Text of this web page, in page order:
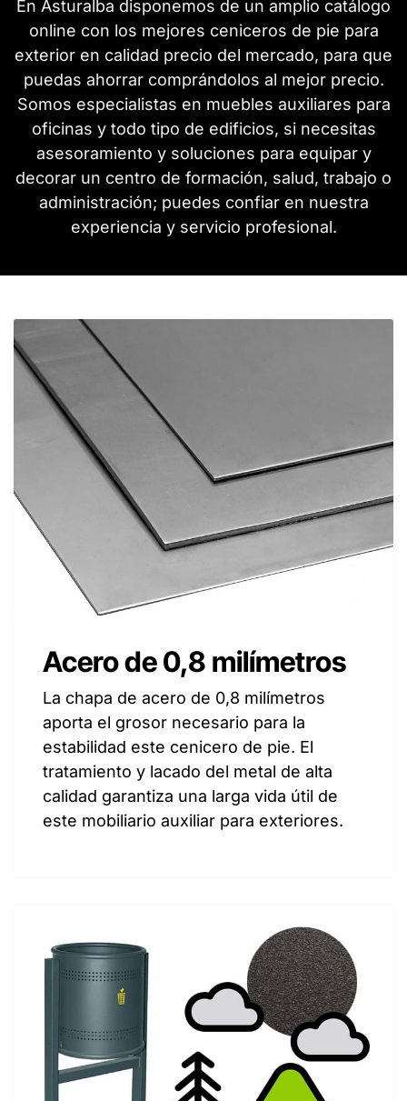
En Asturalba disponemos de un amplio catálogo
online con los mejores ceniceros de pie para
exterior en calidad precio del mercado, para que
puedas ahorrar comprándolos al mejor precio.
Somos especialistas en muebles auxiliares para
oficinas y todo tipo de edificios, si necesitas
asesoramiento y soluciones para equipar y
decorar un centro de formación, salud, trabajo o
administración; puedes confiar en nuestra
experiencia y servicio profesional.
Acero de 0,8 milímetros
La chapa de acero de 0,8 milímetros
aporta el grosor necesario para la
estabilidad este cenicero de pie. El
tratamiento y lacado del metal de alta
calidad garantiza una larga vida útil de
este mobiliario auxiliar para exteriores.